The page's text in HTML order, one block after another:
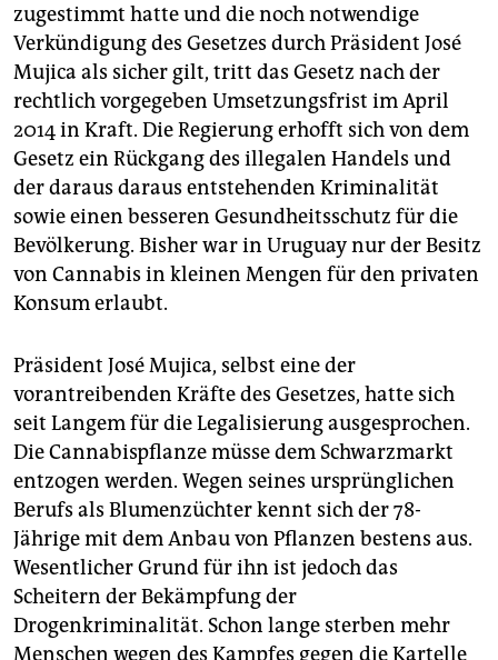
zugestimmt hatte und die noch notwendige
Verkündigung des Gesetzes durch Präsident José
Mujica als sicher gilt, tritt das Gesetz nach der
rechtlich vorgegeben Umsetzungsfrist im April
2014 in Kraft. Die Regierung erhofft sich von dem
Gesetz ein Rückgang des illegalen Handels und
der daraus daraus entstehenden Kriminalität
sowie einen besseren Gesundheitsschutz für die
Bevölkerung. Bisher war in Uruguay nur der Besitz
von Cannabis in kleinen Mengen für den privaten
Konsum erlaubt.
Präsident José Mujica, selbst eine der
vorantreibenden Kräfte des Gesetzes, hatte sich
seit Langem für die Legalisierung ausgesprochen.
Die Cannabispflanze müsse dem Schwarzmarkt
entzogen werden. Wegen seines ursprünglichen
Berufs als Blumenzüchter kennt sich der 78-
Jährige mit dem Anbau von Pflanzen bestens aus.
Wesentlicher Grund für ihn ist jedoch das
Scheitern der Bekämpfung der
Drogenkriminalität. Schon lange sterben mehr
Menschen wegen des Kampfes gegen die Kartelle